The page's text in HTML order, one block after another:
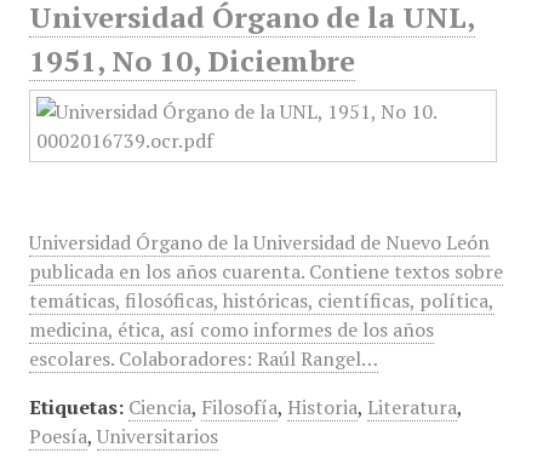
Universidad Órgano de la UNL,
1951, No 10, Diciembre
Universidad Órgano de la Universidad de Nuevo León
publicada en los años cuarenta. Contiene textos sobre
temáticas, filosóficas, históricas, científicas, política,
medicina, ética, así como informes de los años
escolares. Colaboradores: Raúl Rangel…
Etiquetas: Ciencia, Filosofía, Historia, Literatura,
Poesía, Universitarios